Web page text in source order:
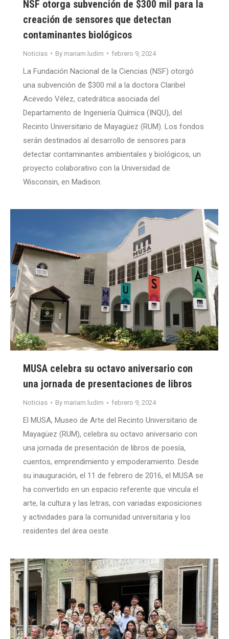
NSF otorga subvención de $300 mil para la
creación de sensores que detectan
contaminantes biológicos
Noticias By mariam.ludim febrero 9, 2024
La Fundación Nacional de la Ciencias (NSF) otorgó
una subvención de $300 mil a la doctora Claribel
Acevedo Vélez, catedrática asociada del
Departamento de Ingeniería Química (INQU), del
Recinto Universitario de Mayagüez (RUM). Los fondos
serán destinados al desarrollo de sensores para
detectar contaminantes ambientales y biológicos, un
proyecto colaborativo con la Universidad de
Wisconsin, en Madison.
MUSA celebra su octavo aniversario con
una jornada de presentaciones de libros
Noticias By mariam.ludim febrero 9, 2024
El MUSA, Museo de Arte del Recinto Universitario de
Mayagüez (RUM), celebra su octavo aniversario con
una jornada de presentación de libros de poesía,
cuentos, emprendimiento y empoderamiento. Desde
su inauguración, el 11 de febrero de 2016, el MUSA se
ha convertido en un espacio referente que vincula el
arte, la cultura y las letras, con variadas exposiciones
y actividades para la comunidad universitaria y los
residentes del área oeste.